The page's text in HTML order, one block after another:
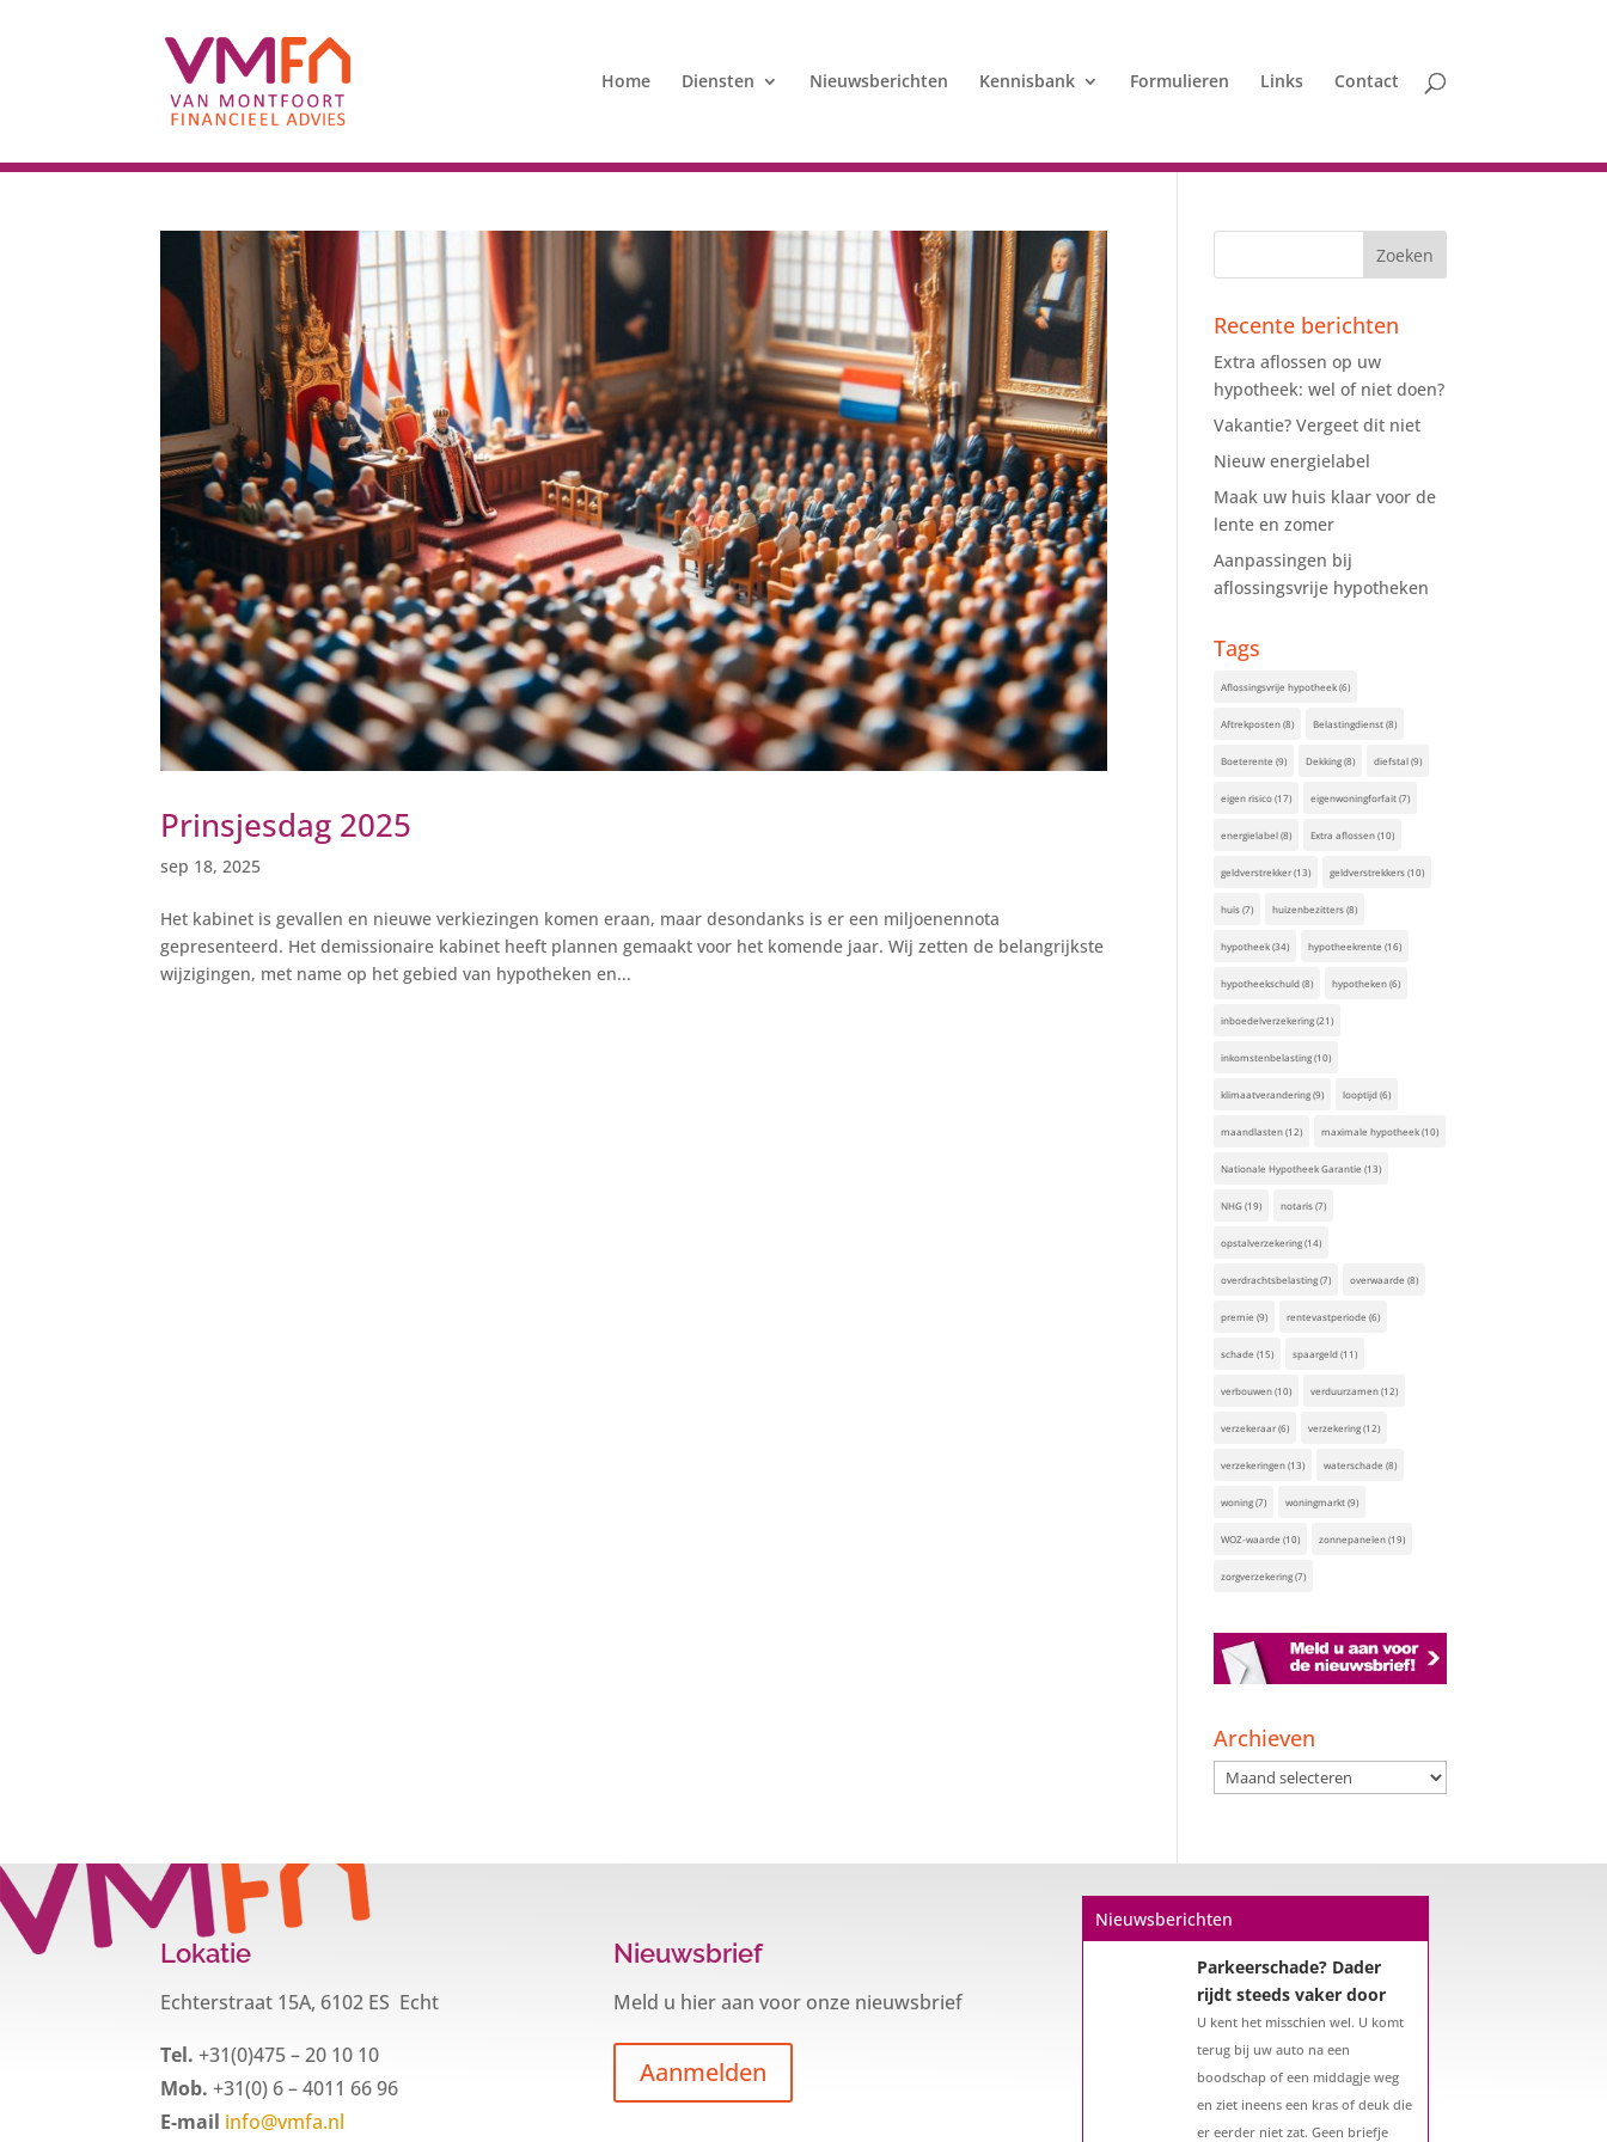
Home Diensten Nieuwsberichten Kennisbank Formulieren Links Contact
Prinsjesdag 2025
sep 18, 2025
Het kabinet is gevallen en nieuwe verkiezingen komen eraan, maar desondanks is er een miljoenennota
gepresenteerd. Het demissionaire kabinet heeft plannen gemaakt voor het komende jaar. Wij zetten de belangrijkste
wijzigingen, met name op het gebied van hypotheken en...
Recente berichten
Extra aflossen op uw
hypotheek: wel of niet doen?
Vakantie? Vergeet dit niet
Nieuw energielabel
Maak uw huis klaar voor de
lente en zomer
Aanpassingen bij
aflossingsvrije hypotheken
Tags
Aflossingsvrije hypotheek(6)
Aftrekposten(8) Belastingdienst(8)
Boeterente (9) Dekking(8) diefstal(9)
eigen risico(17) eigenwoningforfait(7)
energielabel(8) Extra aflossen(10)
geldverstrekker(13) geldverstrekkers(10)
huis(7) huizenbezitters(8)
hypotheek(34) hypotheekrente (16)
hypotheekschuld(8) hypotheken(6)
inboedelverzekering(21)
inkomstenbelasting(10)
klimaatverandering(9) looptijd(6)
maandlasten(12) maximale hypotheek(10)
Nationale Hypotheek Garantie (13)
NHG(19) notaris(7)
opstalverzekering(14)
overdrachtsbelasting(7) overwaarde (8)
premie (9) rentevastperiode (6)
schade (15) spaargeld(11)
verbouwen(10) verduurzamen(12)
verzekeraar(6) verzekering(12)
verzekeringen(13) waterschade (8)
woning(7) woningmarkt(9)
WOZ-waarde (10) zonnepanelen(19)
zorgverzekering(7)
Archieven
Archieven
Lokatie
Echterstraat 15A, 6102 ES Echt
Tel. +31(0)475 – 20 10 10
Mob. +31(0) 6 – 4011 66 96
E-mail info@vmfa.nl
Nieuwsbrief
Meld u hier aan voor onze nieuwsbrief
Aanmelden
Nieuwsberichten
Een hypotheek na uw
57e? Er zijn zeker
mogelijkheden
over verhuizen, verbouwen of het
Maar hoe zit het eigenlijk met een
hypotheek als u 57 jaar of ouder
bent?...
Parkeerschade? Dader
rijdt steeds vaker door
U kent het misschien wel. U komt
terug bij uw auto na een
boodschap of een middagje weg